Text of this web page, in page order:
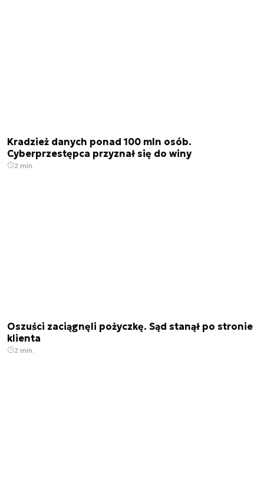
Kradzież danych ponad 100 mln osób.
Cyberprzestępca przyznał się do winy
2 min.
Oszuści zaciągnęli pożyczkę. Sąd stanął po stronie
klienta
2 min.